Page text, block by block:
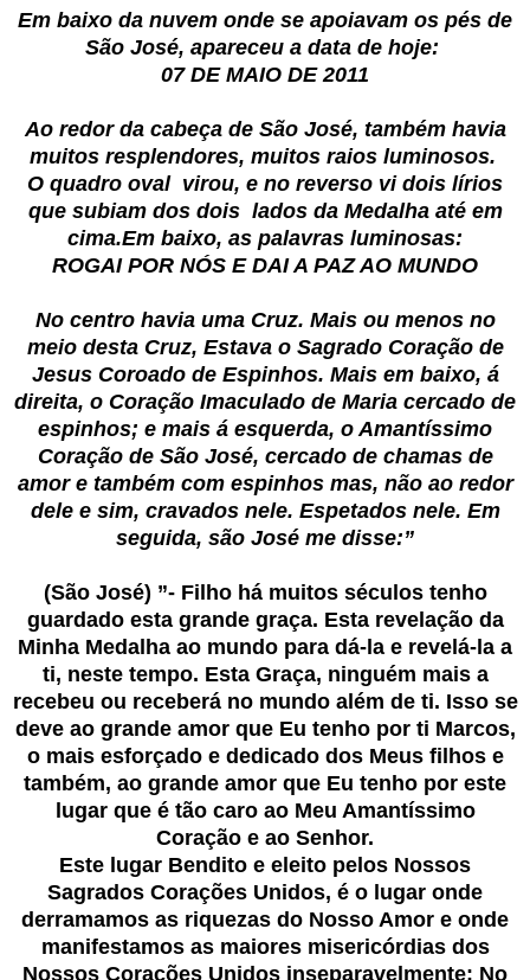
Em baixo da nuvem onde se apoiavam os pés de
São José, apareceu a data de hoje:
07 DE MAIO DE 2011
Ao redor da cabeça de São José, também havia
muitos resplendores, muitos raios luminosos.
O quadro oval virou, e no reverso vi dois lírios
que subiam dos dois lados da Medalha até em
cima.Em baixo, as palavras luminosas:
ROGAI POR NÓS E DAI A PAZ AO MUNDO
No centro havia uma Cruz. Mais ou menos no
meio desta Cruz, Estava o Sagrado Coração de
Jesus Coroado de Espinhos. Mais em baixo, á
direita, o Coração Imaculado de Maria cercado de
espinhos; e mais á esquerda, o Amantíssimo
Coração de São José, cercado de chamas de
amor e também com espinhos mas, não ao redor
dele e sim, cravados nele. Espetados nele. Em
seguida, são José me disse:”
(São José) ”- Filho há muitos séculos tenho
guardado esta grande graça. Esta revelação da
Minha Medalha ao mundo para dá-la e revelá-la a
ti, neste tempo. Esta Graça, ninguém mais a
recebeu ou receberá no mundo além de ti. Isso se
deve ao grande amor que Eu tenho por ti Marcos,
o mais esforçado e dedicado dos Meus filhos e
também, ao grande amor que Eu tenho por este
lugar que é tão caro ao Meu Amantíssimo
Coração e ao Senhor.
Este lugar Bendito e eleito pelos Nossos
Sagrados Corações Unidos, é o lugar onde
derramamos as riquezas do Nosso Amor e onde
manifestamos as maiores misericórdias dos
Nossos Corações Unidos inseparavelmente: No